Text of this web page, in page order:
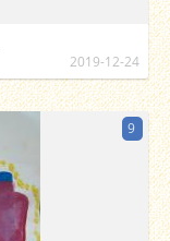
2019-12-24
9